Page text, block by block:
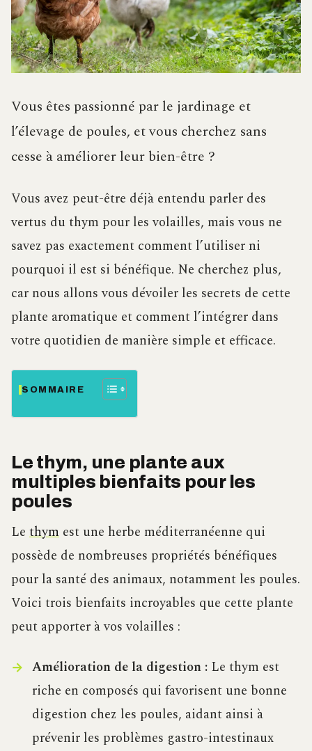
Vous êtes passionné par le jardinage et
l’élevage de poules, et vous cherchez sans
cesse à améliorer leur bien-être ?
Vous avez peut-être déjà entendu parler des
vertus du thym pour les volailles, mais vous ne
savez pas exactement comment l’utiliser ni
pourquoi il est si bénéfique. Ne cherchez plus,
car nous allons vous dévoiler les secrets de cette
plante aromatique et comment l’intégrer dans
votre quotidien de manière simple et efficace.
SOMMAIRE
Le thym, une plante aux
multiples bienfaits pour les
poules
Le thym est une herbe méditerranéenne qui
possède de nombreuses propriétés bénéfiques
pour la santé des animaux, notamment les poules.
Voici trois bienfaits incroyables que cette plante
peut apporter à vos volailles :
Amélioration de la digestion :Le thym est
riche en composés qui favorisent une bonne
digestion chez les poules, aidant ainsi à
prévenir les problèmes gastro-intestinaux